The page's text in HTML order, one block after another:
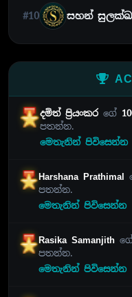
#10 සහන්
දමිත් ප්‍රියංකරගේ
පතන්න.
මෙතැනින් පිවිසෙන්න
Harshana Prathimal
පතන්න.
මෙතැනින් පිවිසෙන්න
Rasika Samanjith
පතන්න.
මෙතැනින් පිවිසෙන්න